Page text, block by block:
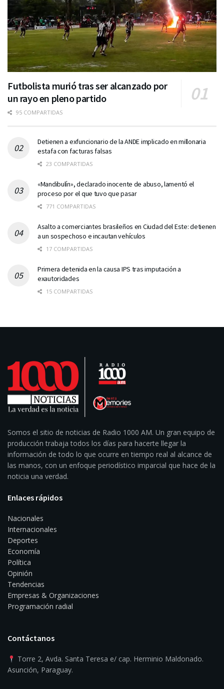
Futbolista murió tras ser alcanzado por
un rayo en pleno partido
95 COMPARTIDAS
Detienen a exfuncionario de la ANDE implicado en millonaria
estafa con facturas falsas
23 COMPARTIDAS
«Mandibulín», declarado inocente de abuso, lamentó el
proceso por el que tuvo que pasar
771 COMPARTIDAS
Asalto a comerciantes brasileños en Ciudad del Este: detienen
a un sospechoso e incautan vehículos
17 COMPARTIDAS
Primera detenida en la causa IPS tras imputación a
exautoridades
15 COMPARTIDAS
Somos el sitio de noticias de Radio 1000 AM. Un gran equipo de
producción trabaja todos los días para hacerte llegar la
información de todo lo que ocurre en tiempo real al alcance de
las manos, con un enfoque periodístico imparcial que hace de la
noticia una verdad.
Enlaces rápidos
Nacionales
Internacionales
Deportes
Economía
Política
Opinión
Tendencias
Empresas & Organizaciones
Programación radial
Contáctanos
Torre 2, Avda. Santa Teresa e/ cap. Herminio Maldonado.
Asunción, Paraguay.